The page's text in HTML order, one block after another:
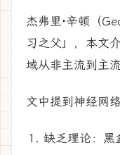
杰弗里·辛顿（
习之父」，本文
域从非主流到主
文中提到神经网
缺乏理论：黑